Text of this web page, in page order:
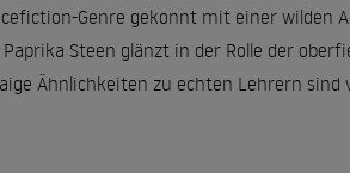
Genre gekonnt mit einer wilden
Steen glänzt in der Rolle der
Ähnlichkeiten zu echten Lehrern